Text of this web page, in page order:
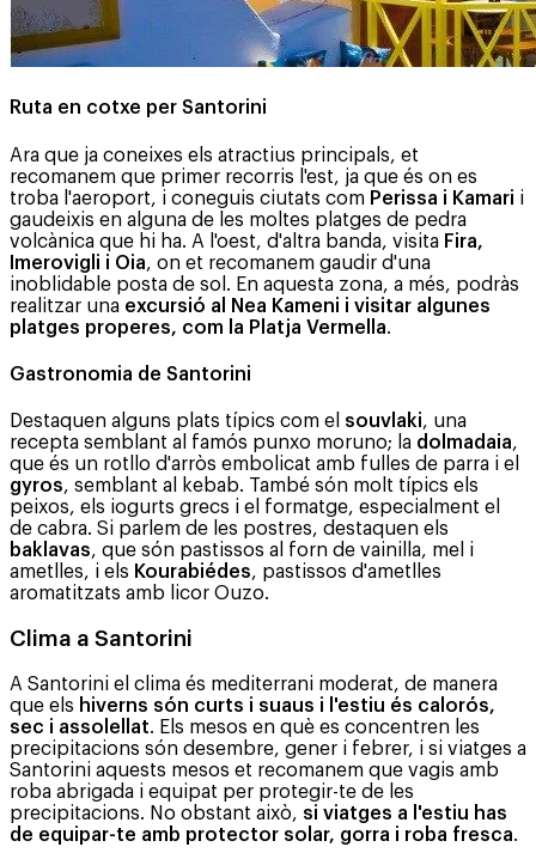
Ruta en cotxe per Santorini
Ara que ja coneixes els atractius principals, et
recomanem que primer recorris l'est, ja que és on es
troba l'aeroport, i coneguis ciutats com Perissa i Kamari i
gaudeixis en alguna de les moltes platges de pedra
volcànica que hi ha. A l'oest, d'altra banda, visita Fira,
Imerovigli i Oia, on et recomanem gaudir d'una
inoblidable posta de sol. En aquesta zona, a més, podràs
realitzar una excursió al Nea Kameni i visitar algunes
platges properes, com la Platja Vermella.
Gastronomia de Santorini
Destaquen alguns plats típics com el souvlaki, una
recepta semblant al famós punxo moruno; la dolmadaia,
que és un rotllo d'arròs embolicat amb fulles de parra i el
gyros, semblant al kebab. També són molt típics els
peixos, els iogurts grecs i el formatge, especialment el
de cabra. Si parlem de les postres, destaquen els
baklavas, que són pastissos al forn de vainilla, mel i
ametlles, i els Kourabiédes, pastissos d'ametlles
aromatitzats amb licor Ouzo.
Clima a Santorini
A Santorini el clima és mediterrani moderat, de manera
que els hiverns són curts i suaus i l'estiu és calorós,
sec i assolellat. Els mesos en què es concentren les
precipitacions són desembre, gener i febrer, i si viatges a
Santorini aquests mesos et recomanem que vagis amb
roba abrigada i equipat per protegir-te de les
precipitacions. No obstant això, si viatges a l'estiu has
de equipar-te amb protector solar, gorra i roba fresca.